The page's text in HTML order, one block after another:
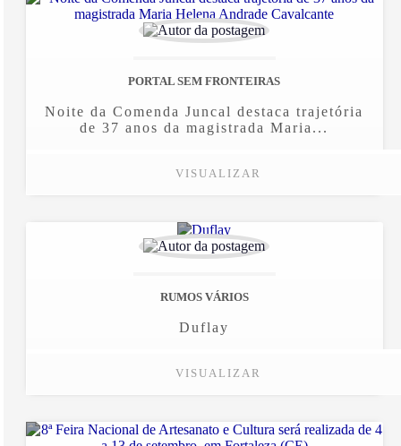
PORTAL SEM FRONTEIRAS
Noite da Comenda Juncal destaca trajetória
de 37 anos da magistrada Maria...
VISUALIZAR
RUMOS VÁRIOS
Duflay
VISUALIZAR